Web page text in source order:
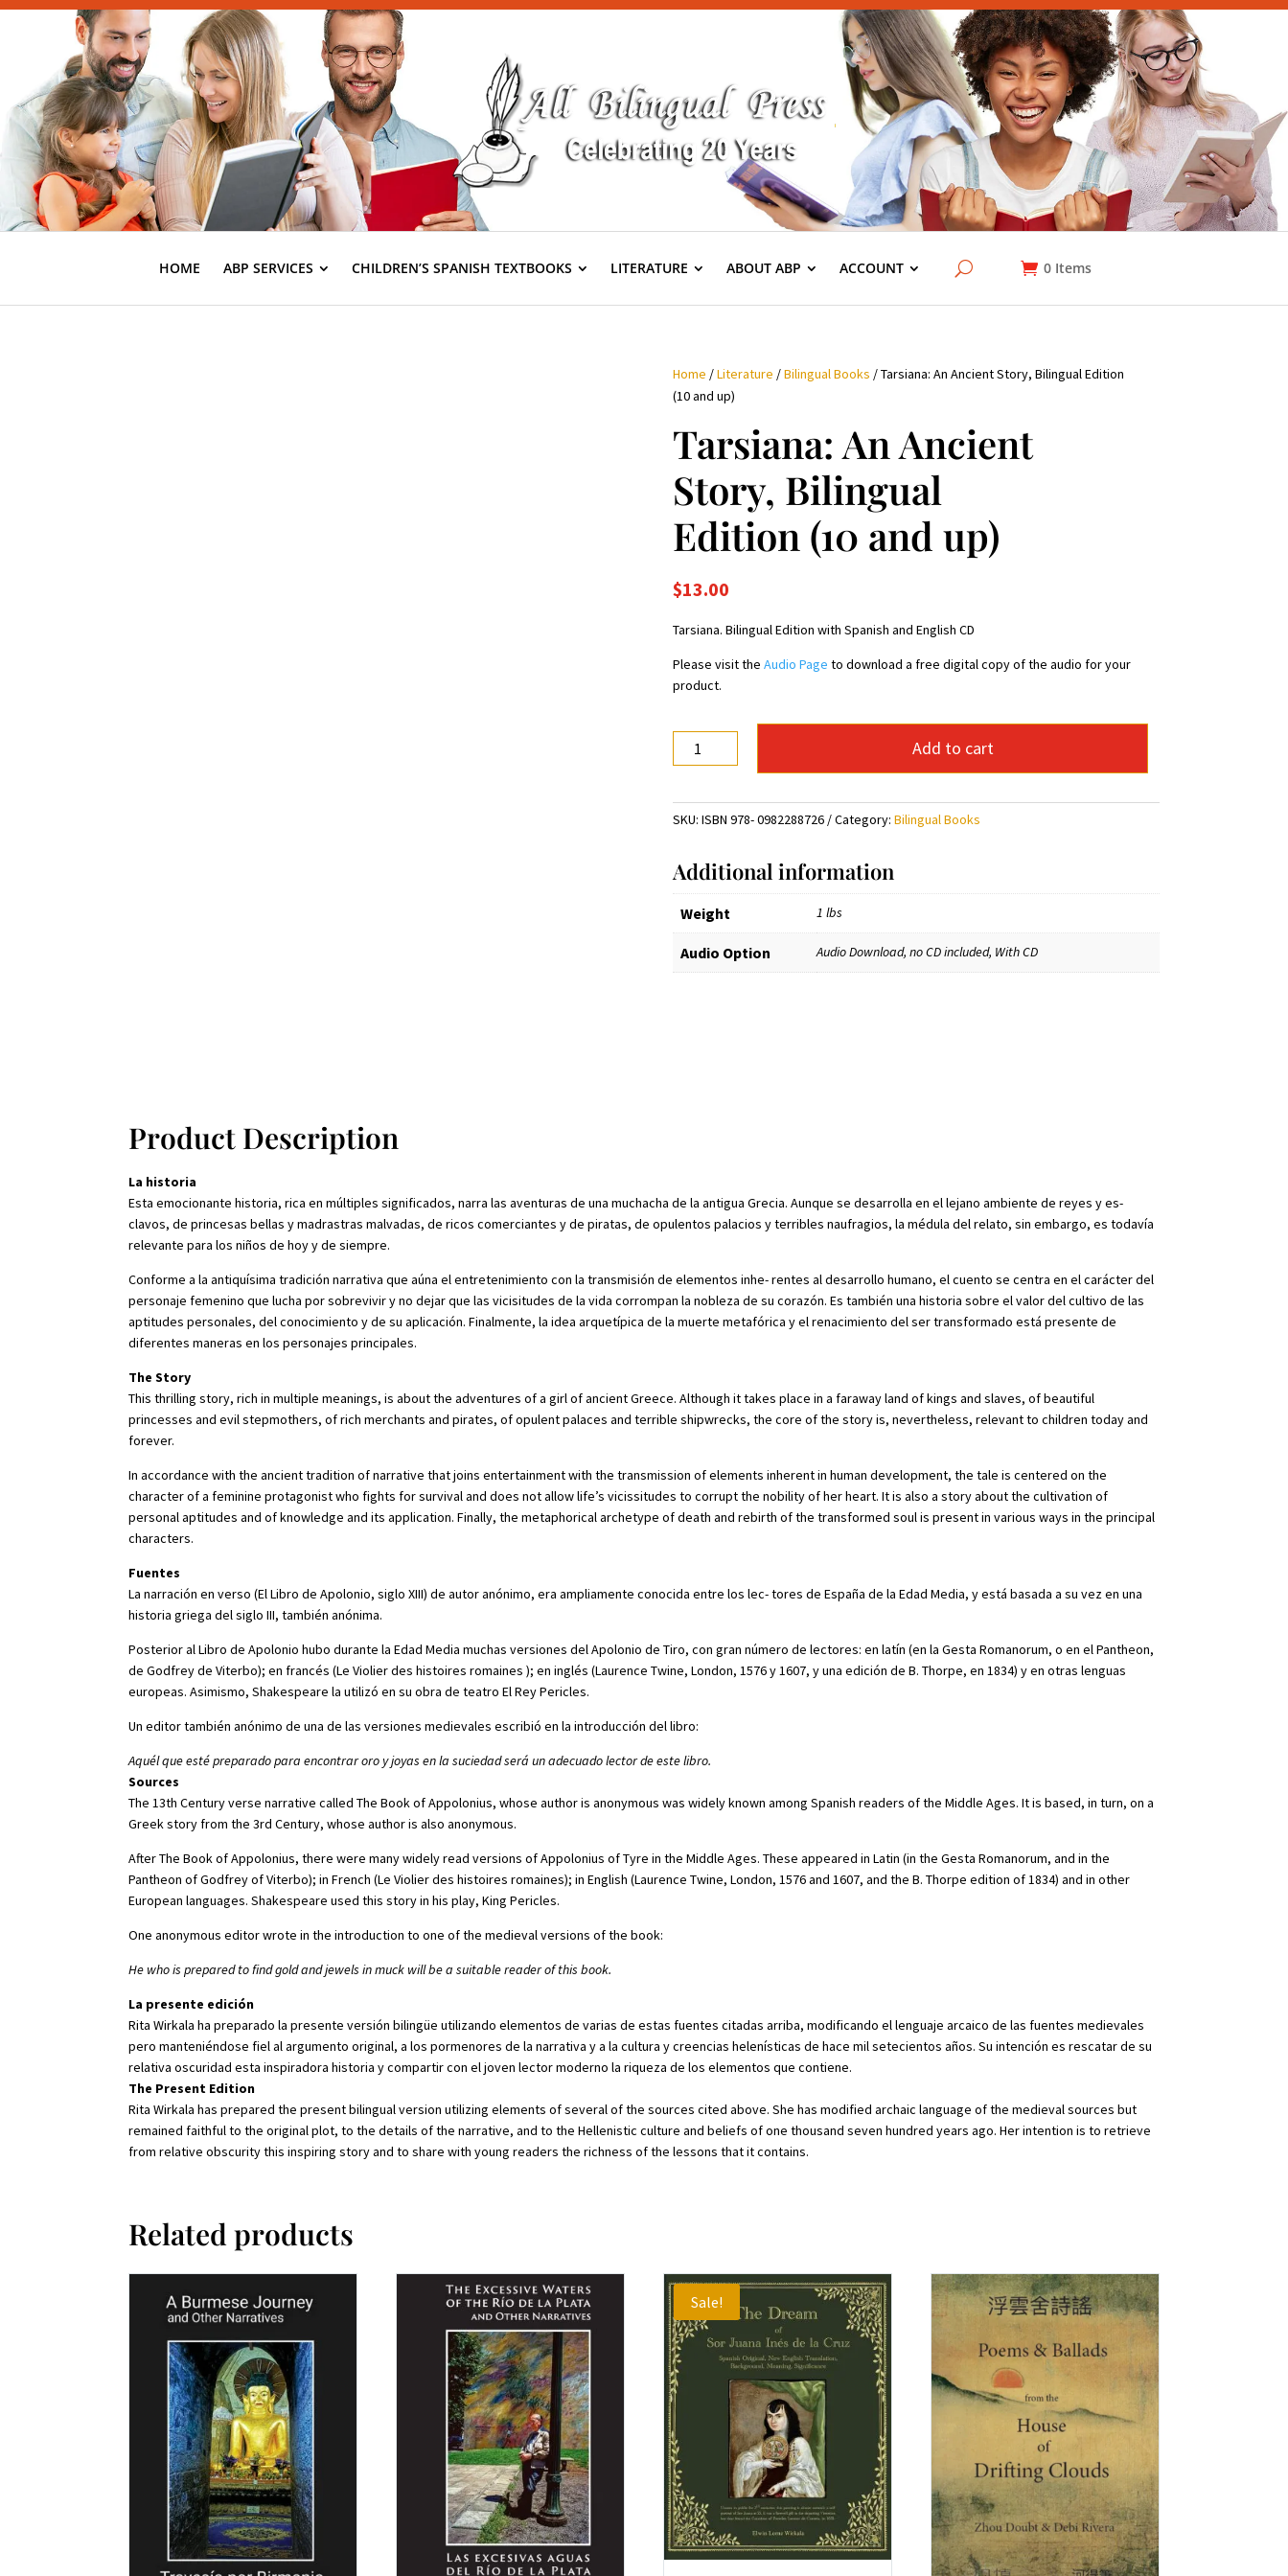
HOME ABP SERVICES CHILDREN’S SPANISH TEXTBOOKS LITERATURE ABOUT ABP ACCOUNT 0 Items
Home /Literature /Bilingual Books / Tarsiana: An Ancient Story, Bilingual Edition
(10 and up)
Tarsiana: An Ancient
Story, Bilingual
Edition (10 and up)
$13.00
Tarsiana. Bilingual Edition with Spanish and English CD
Please visit the Audio Page to download a free digital copy of the audio for your
product.
Tarsiana:
An
Story,
Bilingual
(10 and up)
quantity
Add to cart
SKU: ISBN 978- 0982288726 Category: Bilingual Books
Additional information
Weight 1 lbs
Audio Option Audio Download, no CD included, With CD
Product Description
La historia
Esta emocionante historia, rica en múltiples significados, narra las aventuras de una muchacha de la antigua Grecia. Aunque se desarrolla en el lejano ambiente de reyes y es-
clavos, de princesas bellas y madrastras malvadas, de ricos comerciantes y de piratas, de opulentos palacios y terribles naufragios, la médula del relato, sin embargo, es todavía
relevante para los niños de hoy y de siempre.
Conforme a la antiquísima tradición narrativa que aúna el entretenimiento con la transmisión de elementos inhe- rentes al desarrollo humano, el cuento se centra en el carácter del
personaje femenino que lucha por sobrevivir y no dejar que las vicisitudes de la vida corrompan la nobleza de su corazón. Es también una historia sobre el valor del cultivo de las
aptitudes personales, del conocimiento y de su aplicación. Finalmente, la idea arquetípica de la muerte metafórica y el renacimiento del ser transformado está presente de
diferentes maneras en los personajes principales.
The Story
This thrilling story, rich in multiple meanings, is about the adventures of a girl of ancient Greece. Although it takes place in a faraway land of kings and slaves, of beautiful
princesses and evil stepmothers, of rich merchants and pirates, of opulent palaces and terrible shipwrecks, the core of the story is, nevertheless, relevant to children today and
forever.
In accordance with the ancient tradition of narrative that joins entertainment with the transmission of elements inherent in human development, the tale is centered on the
character of a feminine protagonist who fights for survival and does not allow life’s vicissitudes to corrupt the nobility of her heart. It is also a story about the cultivation of
personal aptitudes and of knowledge and its application. Finally, the metaphorical archetype of death and rebirth of the transformed soul is present in various ways in the principal
characters.
Fuentes
La narración en verso (El Libro de Apolonio, siglo XIII) de autor anónimo, era ampliamente conocida entre los lec- tores de España de la Edad Media, y está basada a su vez en una
historia griega del siglo III, también anónima.
Posterior al Libro de Apolonio hubo durante la Edad Media muchas versiones del Apolonio de Tiro, con gran número de lectores: en latín (en la Gesta Romanorum, o en el Pantheon,
de Godfrey de Viterbo); en francés (Le Violier des histoires romaines ); en inglés (Laurence Twine, London, 1576 y 1607, y una edición de B. Thorpe, en 1834) y en otras lenguas
europeas. Asimismo, Shakespeare la utilizó en su obra de teatro El Rey Pericles.
Un editor también anónimo de una de las versiones medievales escribió en la introducción del libro:
Aquél que esté preparado para encontrar oro y joyas en la suciedad será un adecuado lector de este libro.
Sources
The 13th Century verse narrative called The Book of Appolonius, whose author is anonymous was widely known among Spanish readers of the Middle Ages. It is based, in turn, on a
Greek story from the 3rd Century, whose author is also anonymous.
After The Book of Appolonius, there were many widely read versions of Appolonius of Tyre in the Middle Ages. These appeared in Latin (in the Gesta Romanorum, and in the
Pantheon of Godfrey of Viterbo); in French (Le Violier des histoires romaines); in English (Laurence Twine, London, 1576 and 1607, and the B. Thorpe edition of 1834) and in other
European languages. Shakespeare used this story in his play, King Pericles.
One anonymous editor wrote in the introduction to one of the medieval versions of the book:
He who is prepared to find gold and jewels in muck will be a suitable reader of this book.
La presente edición
Rita Wirkala ha preparado la presente versión bilingüe utilizando elementos de varias de estas fuentes citadas arriba, modificando el lenguaje arcaico de las fuentes medievales
pero manteniéndose fiel al argumento original, a los pormenores de la narrativa y a la cultura y creencias helenísticas de hace mil setecientos años. Su intención es rescatar de su
relativa oscuridad esta inspiradora historia y compartir con el joven lector moderno la riqueza de los elementos que contiene.
The Present Edition
Rita Wirkala has prepared the present bilingual version utilizing elements of several of the sources cited above. She has modified archaic language of the medieval sources but
remained faithful to the original plot, to the details of the narrative, and to the Hellenistic culture and beliefs of one thousand seven hundred years ago. Her intention is to retrieve
from relative obscurity this inspiring story and to share with young readers the richness of the lessons that it contains.
Related products
Sale!